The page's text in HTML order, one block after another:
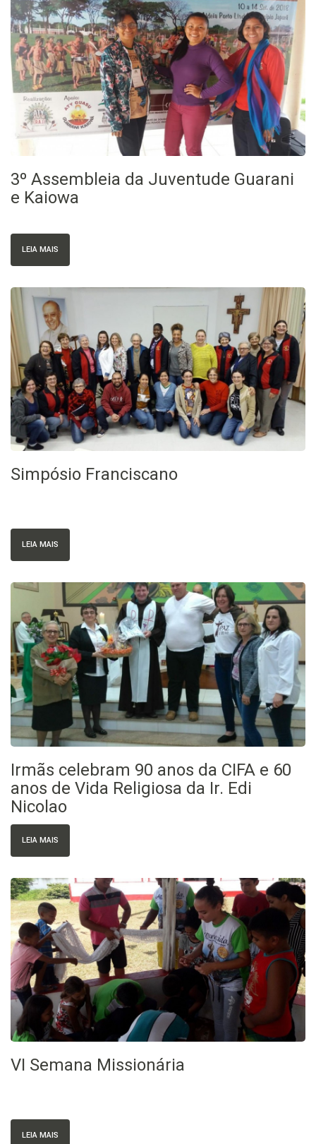
3º Assembleia da Juventude Guarani
e Kaiowa
LEIA MAIS
Simpósio Franciscano
LEIA MAIS
Irmãs celebram 90 anos da CIFA e 60
anos de Vida Religiosa da Ir. Edi
Nicolao
LEIA MAIS
VI Semana Missionária
LEIA MAIS